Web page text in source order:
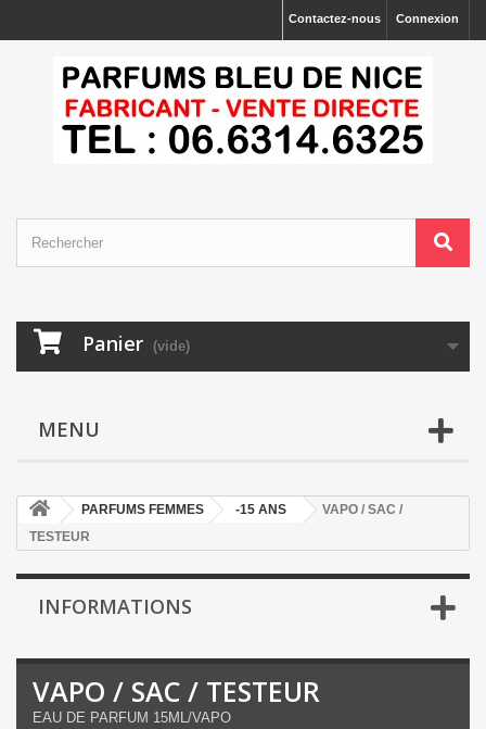
Connexion
Contactez-nous
Panier (vide)
MENU
PARFUMS FEMMES -15 ANS
VAPO / SAC /
TESTEUR
INFORMATIONS
VAPO / SAC / TESTEUR
EAU DE PARFUM 15ML/VAPO